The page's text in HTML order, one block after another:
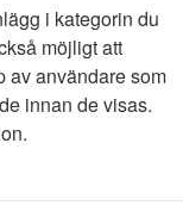
i kategorin du
möjligt att
av användare som
innan de visas.